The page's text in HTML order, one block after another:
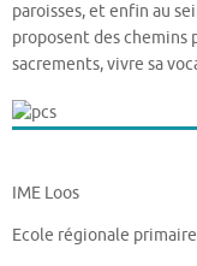
paroisses, et enfin au
proposent des chemins
sacrements, vivre sa
IME Loos
Ecole régionale